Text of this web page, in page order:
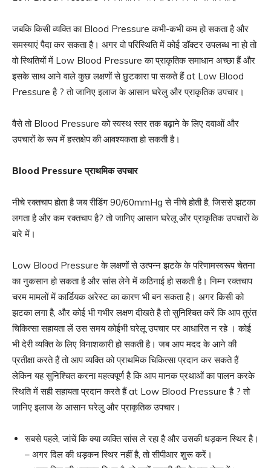
जबकि किसी व्यक्ति का Blood Pressure कभी-कभी कम हो सकता है और
समस्याएं पैदा कर सकता है। अगर वो परिस्थिति में कोई डॉक्टर उपलब्ध ना हो तो
वो स्थितियों में Low Blood Pressure का प्राकृतिक समाधान अच्छा हैं और
इसके साथ आने वाले कुछ लक्षणों से छुटकारा पा सकते हैं at Low Blood
Pressure है ? तो जानिए इलाज के आसान घरेलु और प्राकृतिक उपचार।
वैसे तो Blood Pressure को स्वस्थ स्तर तक बढ़ाने के लिए दवाओं और
उपचारों के रूप में हस्तक्षेप की आवश्यकता हो सकती है।
Blood Pressureप्राथमिक उपचार
नीचे रक्तचाप होता है जब रीडिंग 90/60mmHg से नीचे होती है, जिससे झटका
लगता है और कम रक्तचाप है? तो जानिए आसान घरेलू और प्राकृतिक उपचारों के
बारे में।
Low Blood Pressure के लक्षणों से उत्पन्न झटके के परिणामस्वरूप चेतना
का नुकसान हो सकता है और सांस लेने में कठिनाई हो सकती है। निम्न रक्तचाप
चरम मामलों में कार्डियक अरेस्ट का कारण भी बन सकता है। अगर किसी को
झटका लगा है, और कोई भी गभीर लक्षण दीखते है तो सुनिश्चित करें कि आप तुरंत
चिकित्सा सहायता लें उस समय कोईभी घरेलू उपचार पर आधारित न रहे । कोई
भी देरी व्यक्ति के लिए विनाशकारी हो सकती है। जब आप मदद के आने की
प्रतीक्षा करते हैं तो आप व्यक्ति को प्राथमिक चिकित्सा प्रदान कर सकते हैं
लेकिन यह सुनिश्चित करना महत्वपूर्ण है कि आप मानक प्रथाओं का पालन करके
स्थिति में सही सहायता प्रदान करते हैं at Low Blood Pressure है ? तो
जानिए इलाज के आसान घरेलु और प्राकृतिक उपचार।
सबसे पहले, जांचें कि क्या व्यक्ति सांस ले रहा है और उसकी धड़कन स्थिर है।
– अगर दिल की धड़कन स्थिर नहीं है, तो सीपीआर शुरू करें।